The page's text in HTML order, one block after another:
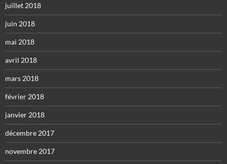
juillet 2018
juin 2018
mai 2018
avril 2018
mars 2018
février 2018
janvier 2018
décembre 2017
novembre 2017